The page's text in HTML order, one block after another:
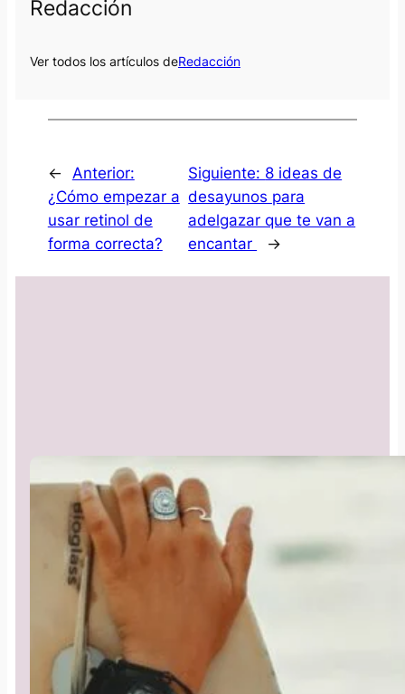
Redacción
Ver todos los artículos deRedacción
← Anterior:
¿Cómo empezar a
usar retinol de
forma correcta?
Siguiente: 8 ideas de
desayunos para
adelgazar que te van a
encantar
→